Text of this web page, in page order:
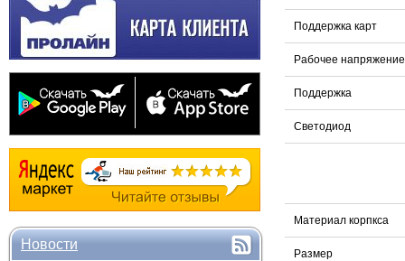
Новости
Поддержка карт
Рабочее напряжение
Поддержка
Светодиод
Материал корпкса
Размер